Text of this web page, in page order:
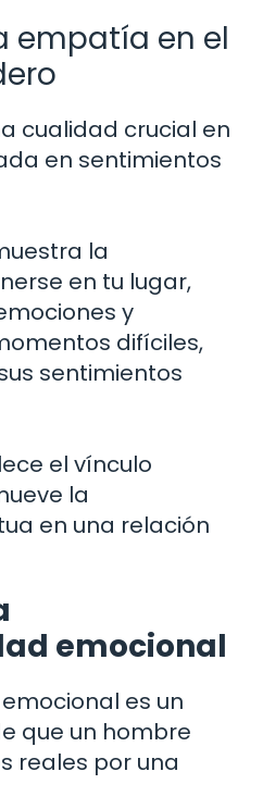
empatía en el
cualidad crucial en
en sentimientos
la
en tu lugar,
y
difíciles,
sentimientos
el vínculo
la
en una relación
emocional
es un
que un hombre
reales por una